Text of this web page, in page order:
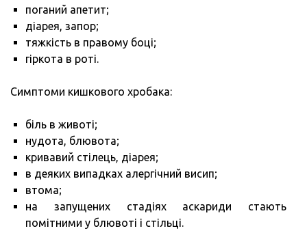
поганий апетит;
діарея, запор;
тяжкість в правому боці;
гіркота в роті.
Симптоми кишкового хробака:
біль в животі;
нудота, блювота;
кривавий стілець, діарея;
в деяких випадках алергічний висип;
втома;
на запущених стадіях аскариди стають
помітними у блювоті і стільці.